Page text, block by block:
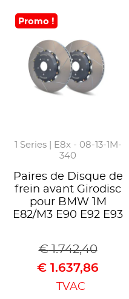
Promo !
1 Series | E8x - 08-13-1M-
340
Paires de Disque de
frein avant Girodisc
pour BMW 1M
E82/M3 E90 E92 E93
€1.742,40
€ 1.637,86
TVAC